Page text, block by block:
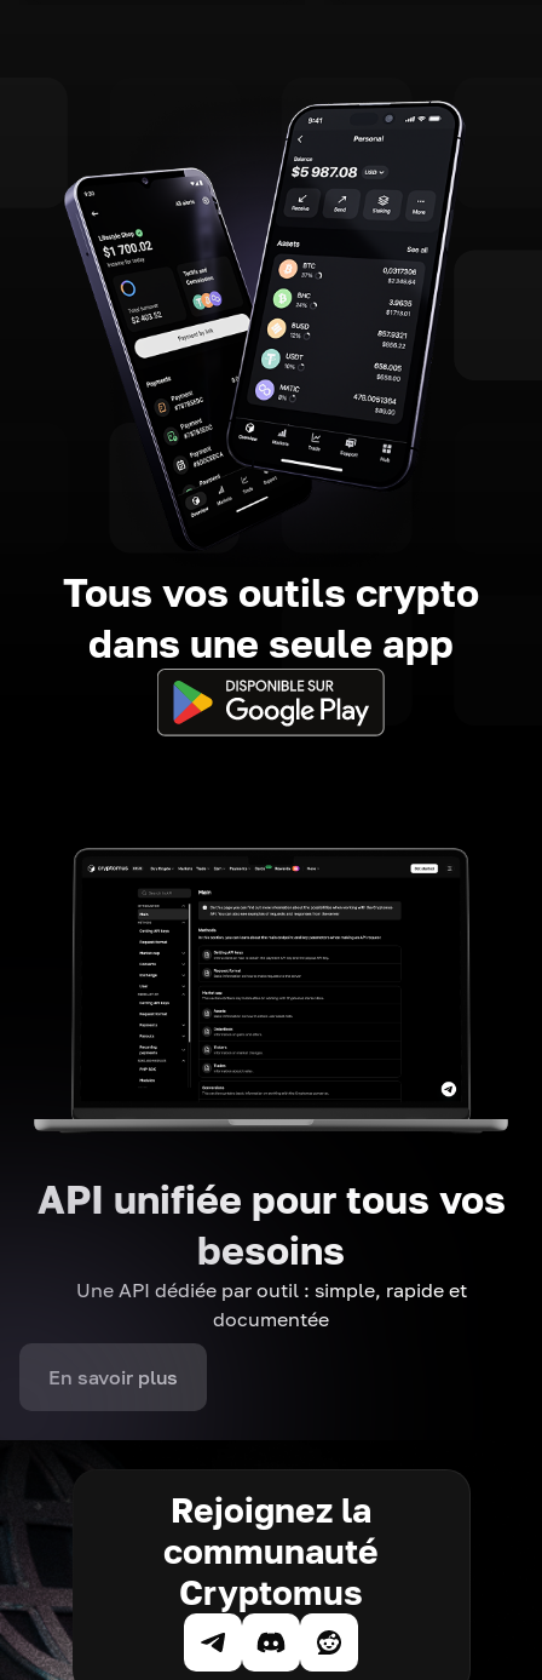
Tous vos outils crypto
dans une seule app
API unifiée pour tous vos
besoins
Une API dédiée par outil : simple, rapide et
documentée
En savoir plus
Rejoignez la
communauté
Cryptomus